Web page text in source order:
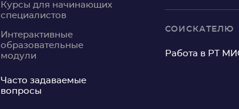
Курсы для начинающих
специалистов
Интерактивные
образовательные
модули
Часто задаваемые
вопросы
СОИСКАТЕЛЮ
Работа в РТ